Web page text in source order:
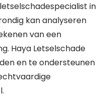
in
kan analyseren
van een
Haya Letselschade
en te ondersteunen